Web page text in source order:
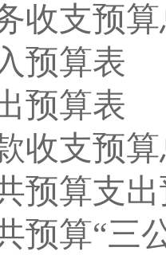
收支预
预算表
预算表
收支预
预算支
预算“三